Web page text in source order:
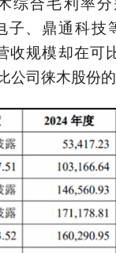
子、鼎通科技
收规模却在可
司徕木股份的